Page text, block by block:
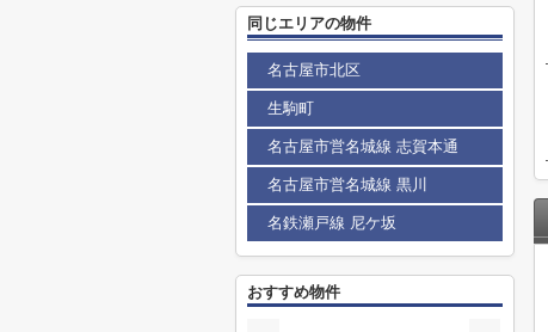
同じエリアの物件
名古屋市北区
生駒町
名古屋市営名城線 志賀本通
名古屋市営名城線 黒川
名鉄瀬戸線 尼ケ坂
おすすめ物件